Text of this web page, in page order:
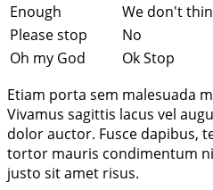
Enough
We don't
Please stop
No
Oh my God
Ok Stop
Etiam porta sem malesuada
Vivamus sagittis lacus vel
dolor auctor. Fusce dapibus,
tortor mauris condimentum
justo sit amet risus.